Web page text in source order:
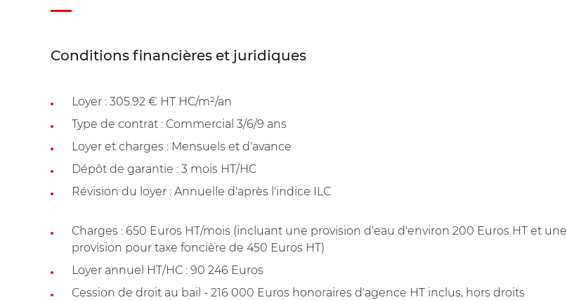
Conditions financières et juridiques
Loyer : 305.92 € HT HC/m²/an
Type de contrat : Commercial 3/6/9 ans
Loyer et charges : Mensuels et d'avance
Dépôt de garantie : 3 mois HT/HC
Révision du loyer : Annuelle d'après l'indice ILC
Charges : 650 Euros HT/mois (incluant une provision d'eau d'environ 200 Euros HT et une
provision pour taxe foncière de 450 Euros HT)
Loyer annuel HT/HC : 90 246 Euros
Cession de droit au bail - 216 000 Euros honoraires d'agence HT inclus, hors droits